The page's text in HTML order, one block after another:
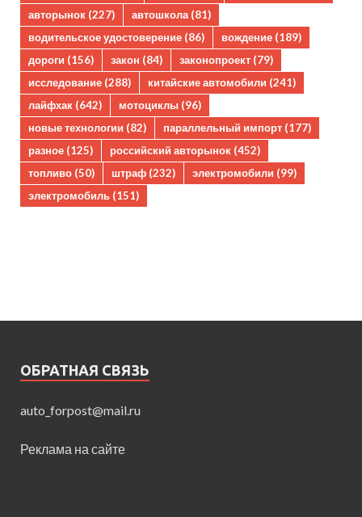
авторынок (227) автошкола(81)
водительское удостоверение (86) вождение (189)
дороги (156) закон (84) законопроект (79)
исследование (288) китайские автомобили (241)
лайфхак (642) мотоциклы (96)
новые технологии (82) параллельный импорт (177)
разное (125) российский авторынок (452)
топливо (50) штраф (232) электромобили (99)
электромобиль (151)
ОБРАТНАЯ СВЯЗЬ
auto_forpost@mail.ru
Реклама на сайте